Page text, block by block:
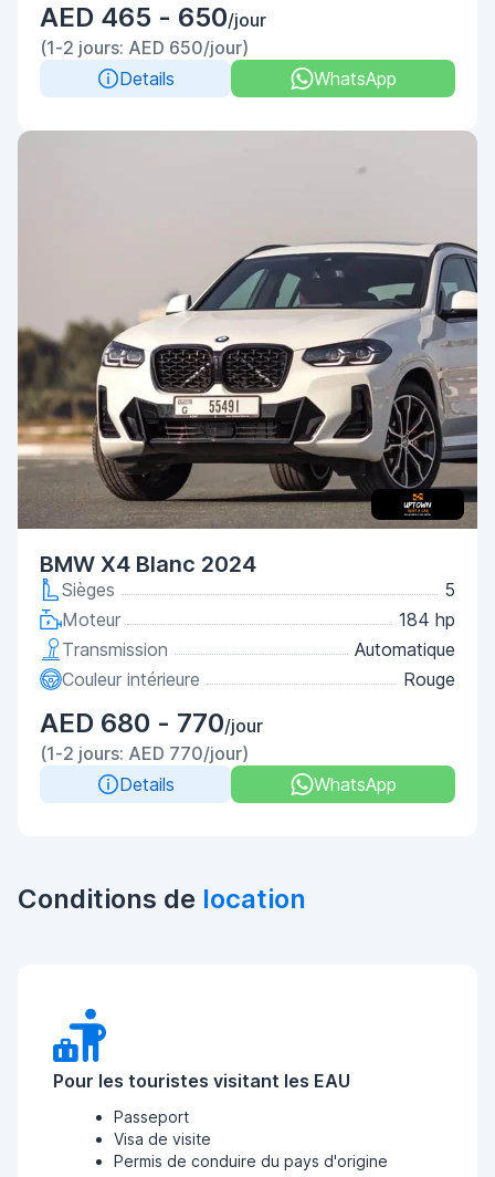
AED 465 - 650/jour
(1-2 jours: AED 650/jour)
Details
WhatsApp
BMW X4 Blanc 2024
Sièges
5
Moteur
184 hp
Transmission
Automatique
Couleur intérieure
Rouge
AED 680 - 770/jour
(1-2 jours: AED 770/jour)
Details
WhatsApp
Conditions de location
Pour les touristes visitant les EAU
Passeport
Visa de visite
Permis de conduire du pays d'origine